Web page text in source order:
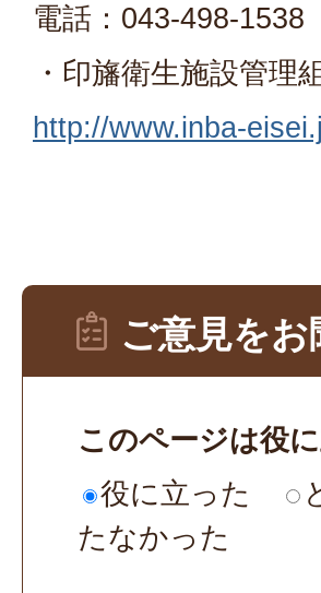
電話：043-498-1538
・印旛衛生施設管理
http://www.inba-
ご意見を
このページは役
役に立った
たなかった